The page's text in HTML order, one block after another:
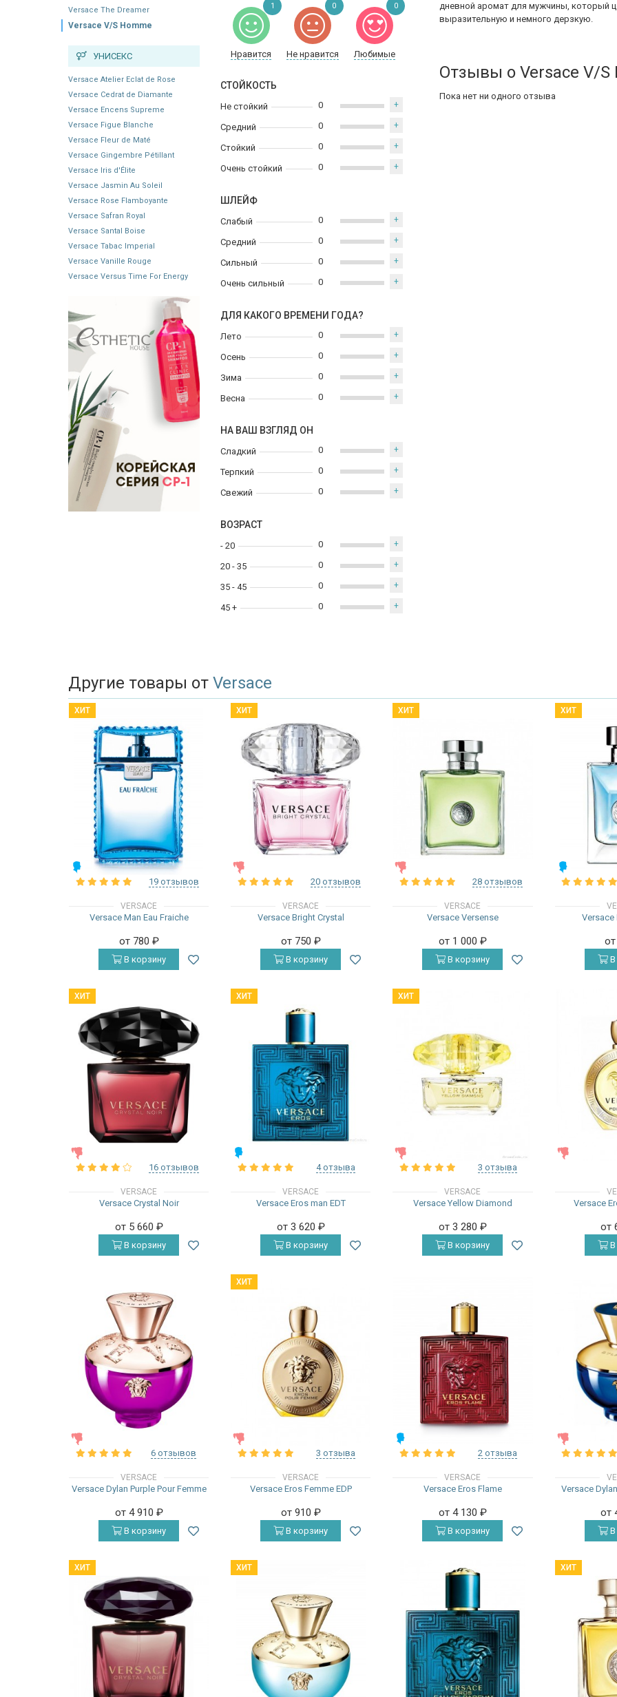
Versace The Dreamer
Versace V/S Homme
УНИСЕКС
Versace Atelier Eclat de Rose
Versace Cedrat de Diamante
Versace Encens Supreme
Versace Figue Blanche
Versace Fleur de Maté
Versace Gingembre Pétillant
Versace Iris d'Élite
Versace Jasmin Au Soleil
Versace Rose Flamboyante
Versace Safran Royal
Versace Santal Boise
Versace Tabac Imperial
Versace Vanille Rouge
Versace Versus Time For Energy
Нравится Не нравится Любимые
1 0 0
СТОЙКОСТЬ
Не стойкий
Средний
Стойкий
Очень стойкий
0 +
0 +
0 +
0 +
ШЛЕЙФ
Слабый
Средний
Сильный
Очень сильный
0 +
0 +
0 +
0 +
ДЛЯ КАКОГО ВРЕМЕНИ ГОДА?
Лето
Осень
Зима
Весна
0 +
0 +
0 +
0 +
НА ВАШ ВЗГЛЯД ОН
Сладкий
Терпкий
Свежий
0 +
0 +
0 +
ВОЗРАСТ
- 20
20 - 35
35 - 45
45 +
0 +
0 +
0 +
0 +
дневной аромат для мужчины, который
выразительную и немного дерзкую.
Отзывы о Versace V/S
Пока нет ни одного отзыва
Другие товары от Versace
ХИТ
МУЖСКИЕ
19 отзывов
VERSACE
Versace Man Eau Fraiche
от 780 ₽
В корзину
ХИТ
20 отзывов
VERSACE
Versace Bright Crystal
от 750 ₽
В корзину
ХИТ
28 отзывов
VERSACE
Versace Versense
от 1 000 ₽
В корзину
ХИТ
МУЖСКИЕ
Versace
В
ХИТ
16 отзывов
VERSACE
Versace Crystal Noir
от 5 660 ₽
В корзину
ХИТ
4 отзыва
VERSACE
Versace Eros man EDT
от 3 620 ₽
В корзину
ХИТ
3 отзыва
VERSACE
Versace Yellow Diamond
от 3 280 ₽
В корзину
Versace
от
В
6 отзывов
VERSACE
Versace Dylan Purple Pour Femme
от 4 910 ₽
В корзину
ХИТ
3 отзыва
VERSACE
Versace Eros Femme EDP
от 910 ₽
В корзину
2 отзыва
VERSACE
Versace Eros Flame
от 4 130 ₽
В корзину
Versace
от
В
ХИТ ХИТ ХИТ